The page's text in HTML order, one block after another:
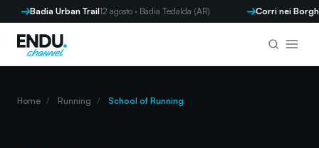
Badia Urban Trail12 agosto · Badia Tedalda (AR) Corri nei Borghi -
Home / Running / School of Running